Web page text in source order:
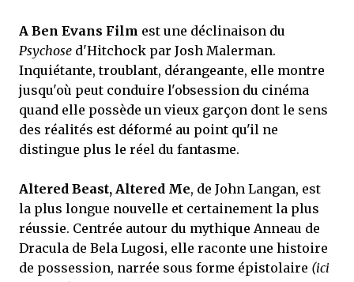
A Ben Evans Film est une déclinaison du
Psychose d'Hitchock par Josh Malerman.
Inquiétante, troublant, dérangeante, elle montre
jusqu'où peut conduire l'obsession du cinéma
quand elle possède un vieux garçon dont le sens
des réalités est déformé au point qu'il ne
distingue plus le réel du fantasme.
Altered Beast, Altered Me, de John Langan, est
la plus longue nouvelle et certainement la plus
réussie. Centrée autour du mythique Anneau de
Dracula de Bela Lugosi, elle raconte une histoire
de possession, narrée sous forme épistolaire (ici